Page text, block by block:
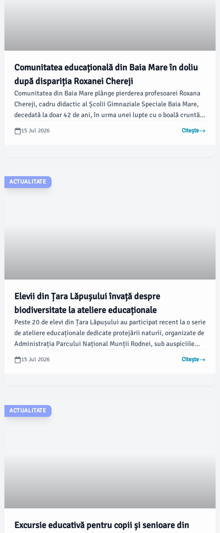
Comunitatea educațională din Baia Mare în doliu
după dispariția Roxanei Chereji
Comunitatea din Baia Mare plânge pierderea profesoarei Roxana
Chereji, cadru didactic al Școlii Gimnaziale Speciale Baia Mare,
decedată la doar 42 de ani, în urma unei lupte cu o boală cruntă.
Anunțul a fost făcut de conducerea școlii, care a emis un mesaj
emoționant în memoria acesteia.
15 Jul 2026 Citește
ACTUALITATE
Elevii din Țara Lăpușului învață despre
biodiversitate la ateliere educaționale
Peste 20 de elevi din Țara Lăpușului au participat recent la o serie
de ateliere educaționale dedicate protejării naturii, organizate de
Administrația Parcului Național Munții Rodnei, sub auspiciile
Regiei Naționale a Pădurilor – Romsilva. Evenimentul a avut loc
în Pasul Pietriș, în apropierea orașului Târgu Lăpuș, și a fost parte
15 Jul 2026 Citește
ACTUALITATE
Excursie educativă pentru copii și senioare din